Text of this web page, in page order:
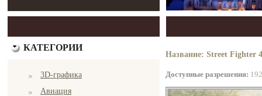
КАТЕГОРИИ
3D-графика
Авиация
Название: Street Fighter
Доступные разрешения: